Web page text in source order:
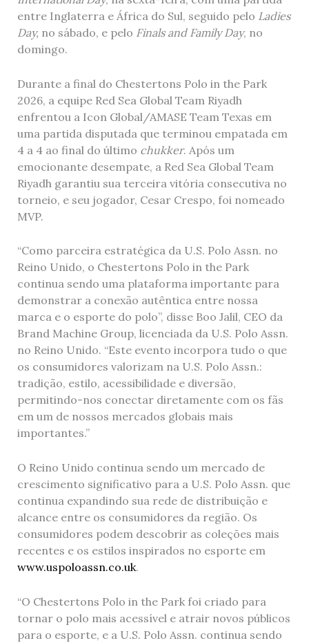
entre Inglaterra e África do Sul, seguido pelo Ladies
Day, no sábado, e pelo Finals and Family Day, no
domingo.
Durante a final do Chestertons Polo in the Park
2026, a equipe Red Sea Global Team Riyadh
enfrentou a Icon Global/AMASE Team Texas em
uma partida disputada que terminou empatada em
4 a 4 ao final do último chukker. Após um
emocionante desempate, a Red Sea Global Team
Riyadh garantiu sua terceira vitória consecutiva no
torneio, e seu jogador, Cesar Crespo, foi nomeado
MVP.
“Como parceira estratégica da U.S. Polo Assn. no
Reino Unido, o Chestertons Polo in the Park
continua sendo uma plataforma importante para
demonstrar a conexão autêntica entre nossa
marca e o esporte do polo”, disse Boo Jalil, CEO da
Brand Machine Group, licenciada da U.S. Polo Assn.
no Reino Unido. “Este evento incorpora tudo o que
os consumidores valorizam na U.S. Polo Assn.:
tradição, estilo, acessibilidade e diversão,
permitindo-nos conectar diretamente com os fãs
em um de nossos mercados globais mais
importantes.”
O Reino Unido continua sendo um mercado de
crescimento significativo para a U.S. Polo Assn. que
continua expandindo sua rede de distribuição e
alcance entre os consumidores da região. Os
consumidores podem descobrir as coleções mais
recentes e os estilos inspirados no esporte em
www.uspoloassn.co.uk.
“O Chestertons Polo in the Park foi criado para
tornar o polo mais acessível e atrair novos públicos
para o esporte, e a U.S. Polo Assn. continua sendo